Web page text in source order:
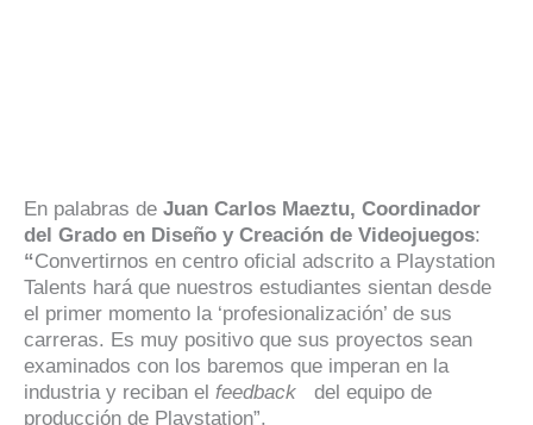
En palabras de Juan Carlos Maeztu, Coordinador
del Grado en Diseño y Creación de Videojuegos:
“Convertirnos en centro oficial adscrito a Playstation
Talents hará que nuestros estudiantes sientan desde
el primer momento la ‘profesionalización’ de sus
carreras. Es muy positivo que sus proyectos sean
examinados con los baremos que imperan en la
industria y reciban el feedback del equipo de
producción de Playstation”.